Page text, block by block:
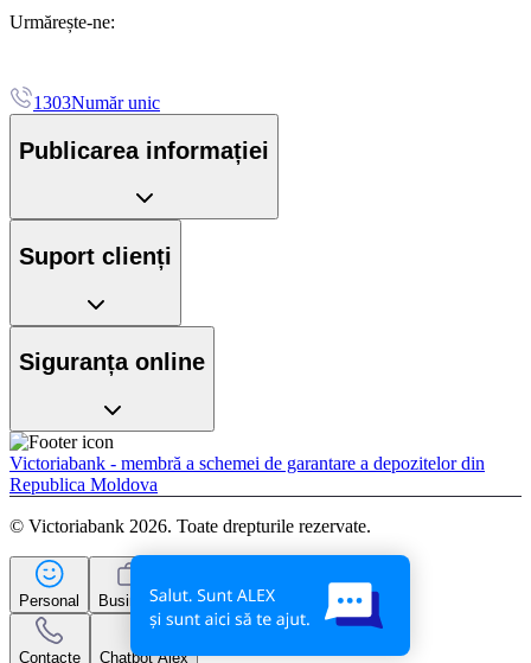
Urmărește-ne:
1303Număr unic
Publicarea informației
Suport clienți
Siguranța online
Victoriabank - membră a schemei de garantare a depozitelor din
Republica Moldova
© Victoriabank 2026. Toate drepturile rezervate.
Personal Business
Contacte Chatbot Alex